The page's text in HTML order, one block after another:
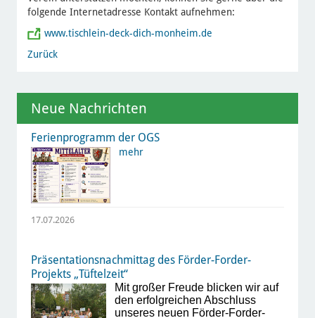
folgende Internetadresse Kontakt aufnehmen:
www.tischlein-deck-dich-monheim.de
Zurück
Neue Nachrichten
Ferienprogramm der OGS
mehr
17.07.2026
Präsentationsnachmittag des Förder-Forder-
Projekts „Tüftelzeit“
Mit großer Freude blicken wir auf
den erfolgreichen Abschluss
unseres neuen Förder-Forder-